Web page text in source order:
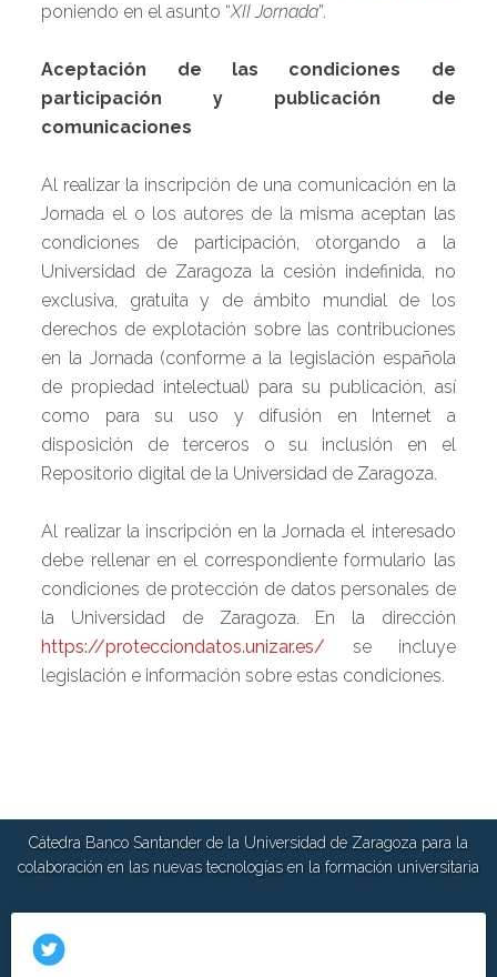
poniendo en el asunto “XII Jornada”.
Aceptación de las condiciones de
participación y publicación de
comunicaciones
Al realizar la inscripción de una comunicación en la
Jornada el o los autores de la misma aceptan las
condiciones de participación, otorgando a la
Universidad de Zaragoza la cesión indefinida, no
exclusiva, gratuita y de ámbito mundial de los
derechos de explotación sobre las contribuciones
en la Jornada (conforme a la legislación española
de propiedad intelectual) para su publicación, así
como para su uso y difusión en Internet a
disposición de terceros o su inclusión en el
Repositorio digital de la Universidad de Zaragoza.
Al realizar la inscripción en la Jornada el interesado
debe rellenar en el correspondiente formulario las
condiciones de protección de datos personales de
la Universidad de Zaragoza. En la dirección
https://protecciondatos.unizar.es/ se incluye
legislación e información sobre estas condiciones.
Cátedra Banco Santander de la Universidad de Zaragoza para la
colaboración en las nuevas tecnologías en la formación universitaria